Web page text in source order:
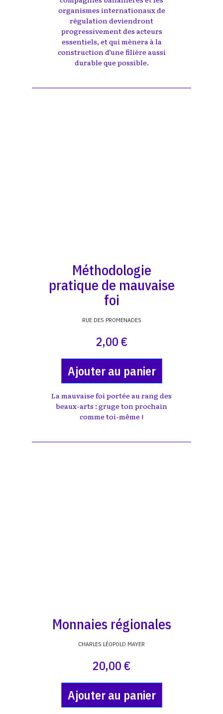
organismes internationaux de
régulation deviendront
progressivement des acteurs
essentiels, et qui mènera à la
construction d’une filière aussi
durable que possible.
Méthodologie
pratique de mauvaise
foi
RUE DES PROMENADES
2,00 €
Ajouter au panier
La mauvaise foi portée au rang des
beaux-arts : gruge ton prochain
comme toi-même !
Monnaies régionales
CHARLES LÉOPOLD MAYER
20,00 €
Ajouter au panier